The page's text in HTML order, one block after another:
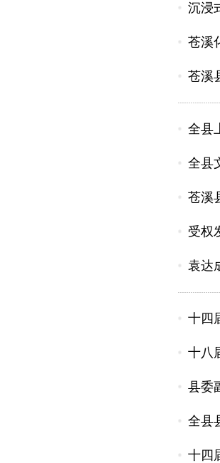
沉浸
苍溪
苍溪
全县
全县
苍溪
受权
袁达
十四
十八
县委
全县
十四